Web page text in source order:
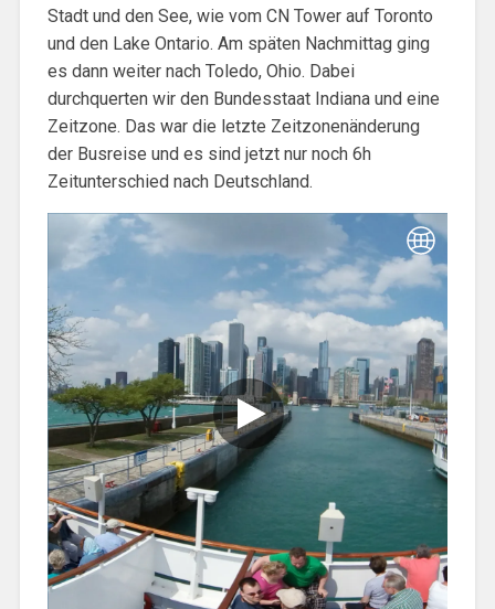
Stadt und den See, wie vom CN Tower auf Toronto
und den Lake Ontario. Am späten Nachmittag ging
es dann weiter nach Toledo, Ohio. Dabei
durchquerten wir den Bundesstaat Indiana und eine
Zeitzone. Das war die letzte Zeitzonenänderung
der Busreise und es sind jetzt nur noch 6h
Zeitunterschied nach Deutschland.